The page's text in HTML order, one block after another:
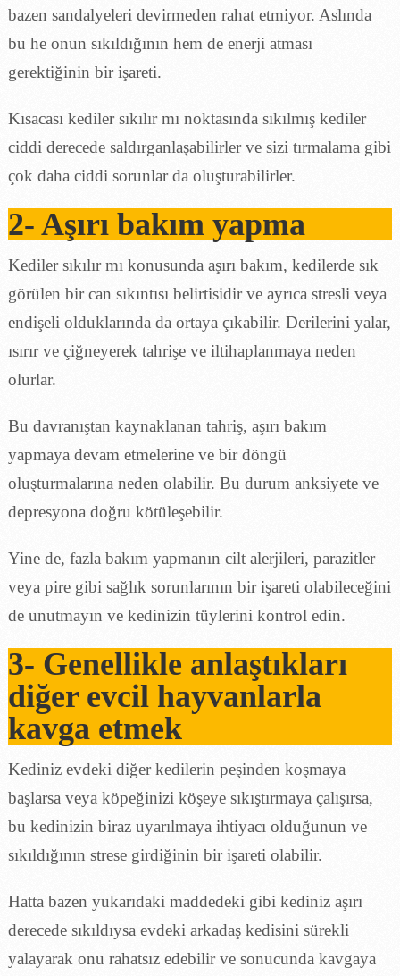
bazen sandalyeleri devirmeden rahat etmiyor. Aslında
bu he onun sıkıldığının hem de enerji atması
gerektiğinin bir işareti.
Kısacası kediler sıkılır mı noktasında sıkılmış kediler
ciddi derecede saldırganlaşabilirler ve sizi tırmalama gibi
çok daha ciddi sorunlar da oluşturabilirler.
2- Aşırı bakım yapma
Kediler sıkılır mı konusunda aşırı bakım, kedilerde sık
görülen bir can sıkıntısı belirtisidir ve ayrıca stresli veya
endişeli olduklarında da ortaya çıkabilir. Derilerini yalar,
ısırır ve çiğneyerek tahrişe ve iltihaplanmaya neden
olurlar.
Bu davranıştan kaynaklanan tahriş, aşırı bakım
yapmaya devam etmelerine ve bir döngü
oluşturmalarına neden olabilir. Bu durum anksiyete ve
depresyona doğru kötüleşebilir.
Yine de, fazla bakım yapmanın cilt alerjileri, parazitler
veya pire gibi sağlık sorunlarının bir işareti olabileceğini
de unutmayın ve kedinizin tüylerini kontrol edin.
3- Genellikle anlaştıkları
diğer evcil hayvanlarla
kavga etmek
Kediniz evdeki diğer kedilerin peşinden koşmaya
başlarsa veya köpeğinizi köşeye sıkıştırmaya çalışırsa,
bu kedinizin biraz uyarılmaya ihtiyacı olduğunun ve
sıkıldığının strese girdiğinin bir işareti olabilir.
Hatta bazen yukarıdaki maddedeki gibi kediniz aşırı
derecede sıkıldıysa evdeki arkadaş kedisini sürekli
yalayarak onu rahatsız edebilir ve sonucunda kavgaya